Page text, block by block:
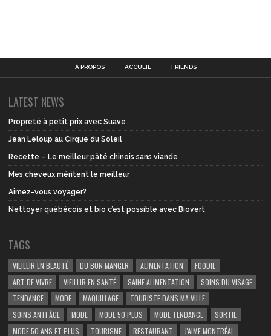
À PROPOS ACCUEIL FRIENDS
LATEST NEWS
Propreté à petit prix avec Suave
Jean Leloup au Cirque du Soleil
Recette – Le meilleur pâté chinois sans viande
Mes cheveux méritent le meilleur
Aimez-vous voyager?
Nettoyer québécois et bio c’est possible avec Biovert
TAGS
VIEILLIR EN BEAUTÉ DU BON MANGER ALIMENTATION
FOODIE
ART DE VIVRE
VIEILLIR EN SANTÉ SAINE ALIMENTATION
SOINS DU VISAGE
TENDANCE
MODE MAQUILLAGE
TOURISTE DANS MA VILLE
SOINS ANTI ÂGE
MODE MODE 50 PLUS MODE TENDANCE
SORTIE
MODE 50 ANS ET PLUS
TOURISME RESTAURANT J'AIME MONTRÉAL